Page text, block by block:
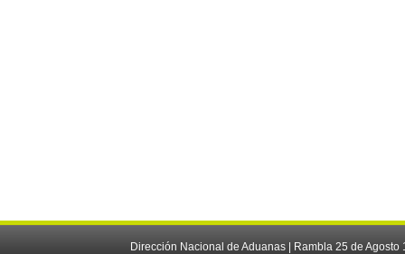
Dirección Nacional de Aduanas | Rambla 25 de